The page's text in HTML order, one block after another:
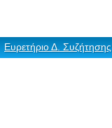
Ευρετήριο Δ. Συζήτησης